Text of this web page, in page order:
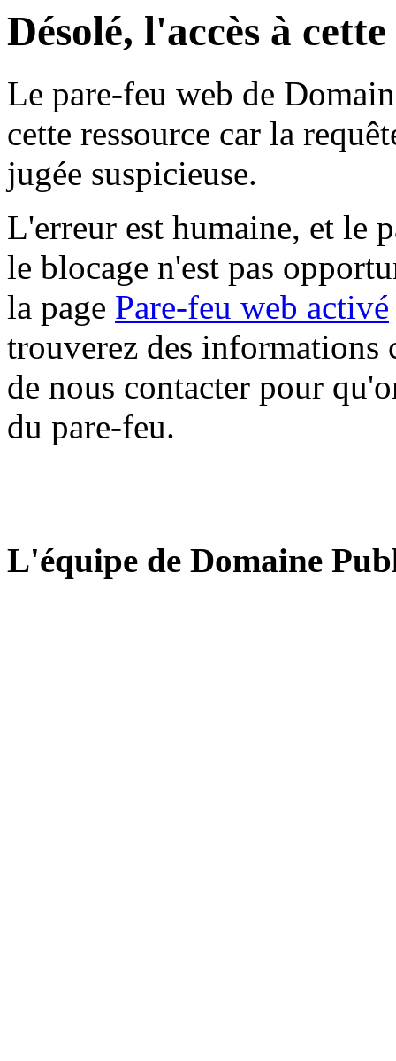
Désolé, l'accès à
Le pare-feu web de
cette ressource car la
jugée suspicieuse.
L'erreur est humaine, et le
le blocage n'est pas
la page Pare-feu web activé
trouverez des informations
de nous contacter pour
du pare-feu.
L'équipe de Domaine